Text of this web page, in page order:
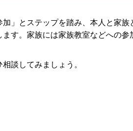
」とステップを踏み、本人と家族
す。家族には家族教室などへの参
談してみましょう。